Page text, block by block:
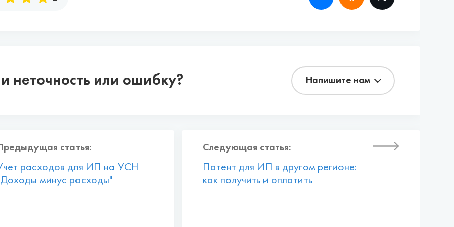
неточность или ошибку? Напишите нам
статья:
расходов для ИП на УСН
минус расходы"
Следующая статья:
Патент для ИП в другом регионе:
как получить и оплатить